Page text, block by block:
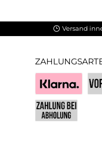
Versand
Klarna